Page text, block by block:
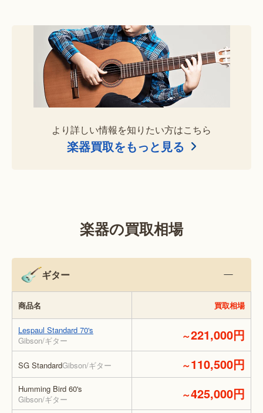
より詳しい情報を知りたい方はこちら
楽器買取をもっと見る
楽器の買取相場
ギター
商品名 買取相場
Lespaul Standard 70's
Gibson/ギター
～221,000円
SG StandardGibson/ギター ～110,500円
Humming Bird 60's
Gibson/ギター
～425,000円